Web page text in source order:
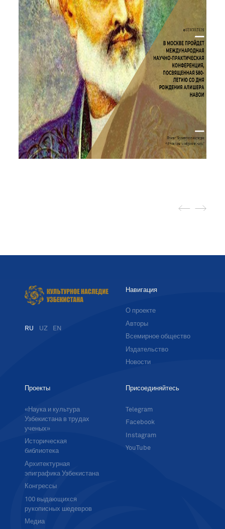
RU UZ EN
Навигация
О проекте
Авторы
Всемирное общество
Издательство
Новости
Проекты
«Наука и культура
Узбекистана в трудах
ученых»
Историческая
библиотека
Архитектурная
эпиграфика Узбекистана
Конгрессы
100 выдающихся
рукописных шедевров
Медиа
Присоединяйтесь
Telegram
Facebook
Instagram
YouTube